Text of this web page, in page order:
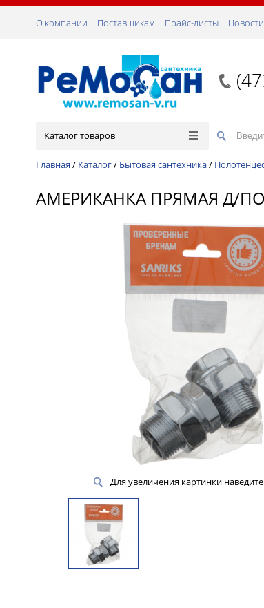
О компании Поставщикам Прайс-листы Новости
Каталог товаров
Главная / Каталог/ Бытовая сантехника/
АМЕРИКАНКА ПРЯМАЯ Д/
Для увеличения картинки